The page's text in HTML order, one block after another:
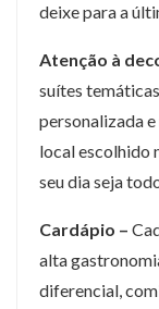
deixe para a
Atenção à
suítes
personalizada
local escolhido
seu dia seja
Cardápio –
alta
diferencial,